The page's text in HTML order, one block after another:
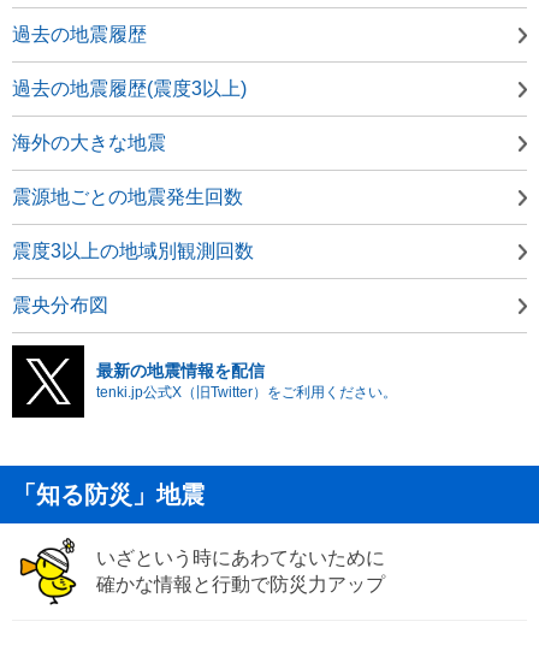
過去の地震履歴
過去の地震履歴(震度3以上)
海外の大きな地震
震源地ごとの地震発生回数
震度3以上の地域別観測回数
震央分布図
最新の地震情報を配信
tenki.jp公式X（旧Twitter）をご利用ください。
「知る防災」地震
いざという時にあわてないために
確かな情報と行動で防災力アップ